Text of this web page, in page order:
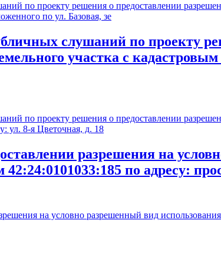
проекту решения о предоставлении
по ул. Базовая, зе
слушаний по проекту
участка с
проекту решения о предоставлении
ул. 8-я Цветочная, д. 18
разрешения на
по адресу:
на условно разрешенный вид использования